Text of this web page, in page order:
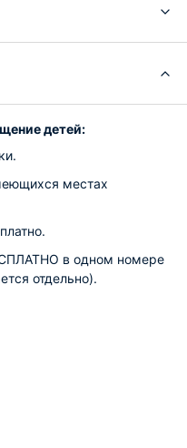
детей:
местах
в одном номере
отдельно).